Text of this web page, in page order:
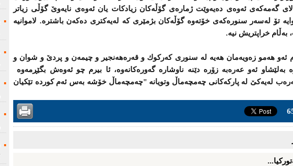
گه‌مه‌كه‌ی‌ ئه‌وه‌ی‌ ده‌یه‌وێت ژماره‌ی‌ گۆڵه‌كان زیادكات یان ئه‌وه‌ی‌ نایه‌وێ‌ گۆڵی‌ زیاتر
تۆ له‌سه‌ر سنوره‌كه‌ی‌ خۆته‌وه‌ گۆڵه‌كان بژمێری‌ كه‌ له‌یه‌كتری‌ ده‌كه‌ن باشتره‌. لاموانیه‌
ئه‌و هه‌مو زه‌ویه‌مان هه‌یه‌ له ‌سنوری‌ كه‌ركوك و قه‌ره‌هه‌نجیر و چیمه‌ن و پردێ‌ و شوان و
به‌لێشاو ئه‌و عه‌ره‌به‌ زۆره‌ دێنه‌ ناوشاره‌ گه‌وره‌كانه‌وه، ئا بیرم چو ئه‌وه‌ش بگێڕمه‌وه‌
له‌یه‌كێ‌ له‌ پاركه‌كانی‌ چه‌مچه‌ماڵ وتویانه‌ "چه‌مچه‌ماڵ خۆشه‌ به‌س ئه‌م كورده‌ تێكیان